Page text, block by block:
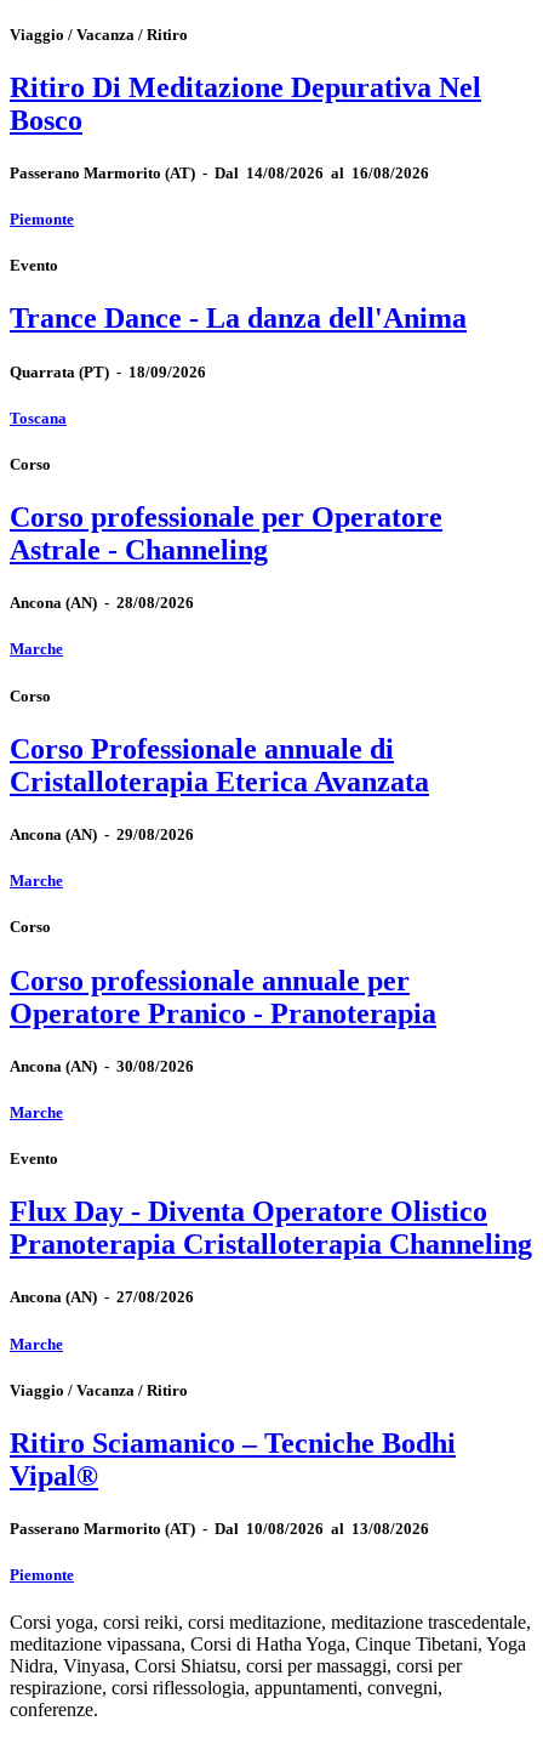
Viaggio / Vacanza / Ritiro
Ritiro Di Meditazione Depurativa Nel
Bosco
Passerano Marmorito (AT) - Dal 14/08/2026 al 16/08/2026
Piemonte
Evento
Trance Dance - La danza dell'Anima
Quarrata (PT) - 18/09/2026
Toscana
Corso
Corso professionale per Operatore
Astrale - Channeling
Ancona (AN) - 28/08/2026
Marche
Corso
Corso Professionale annuale di
Cristalloterapia Eterica Avanzata
Ancona (AN) - 29/08/2026
Marche
Corso
Corso professionale annuale per
Operatore Pranico - Pranoterapia
Ancona (AN) - 30/08/2026
Marche
Evento
Flux Day - Diventa Operatore Olistico
Pranoterapia Cristalloterapia Channeling
Ancona (AN) - 27/08/2026
Marche
Viaggio / Vacanza / Ritiro
Ritiro Sciamanico – Tecniche Bodhi
Vipal®
Passerano Marmorito (AT) - Dal 10/08/2026 al 13/08/2026
Piemonte
Corsi yoga, corsi reiki, corsi meditazione, meditazione trascedentale,
meditazione vipassana, Corsi di Hatha Yoga, Cinque Tibetani, Yoga
Nidra, Vinyasa, Corsi Shiatsu, corsi per massaggi, corsi per
respirazione, corsi riflessologia, appuntamenti, convegni,
conferenze.